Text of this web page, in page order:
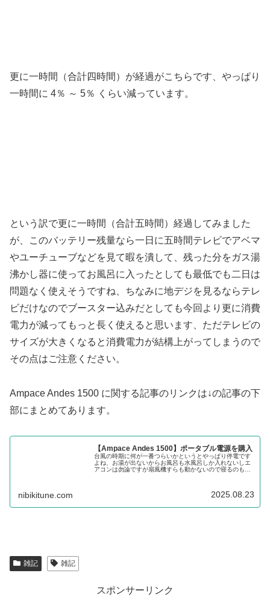
更に一時間（合計四時間）が経過がこちらです、やっぱり
一時間に 4％ ～ 5％ くらい減っています。
という訳で更に一時間（合計五時間）経過してみました
が、このバッテリー残量なら一日に五時間テレビでアベマ
やユーチューブなどを見て暇を潰して、残った分をガス湯
沸かし器に使ってお風呂に入ったとしても最低でも二日は
問題なく使えそうですね、ちなみに地デジを見るならテレ
ビだけなのでブースター込みだとしても今回より更に消費
電力が減ってもっと長く使えると思います、ただテレビの
サイズが大きくなると消費電力が結構上がってしまうので
その点はご注意ください。
Ampace Andes 1500 に関する記事のリンクは↓の記事の下
部にまとめてあります。
【Ampace Andes 1500】ポータブル電源を購入
台風の時期に何が一番つらいかというとやっぱり停電です
よね、お湯が出ないからお風呂も水風呂しか入れないしエ
アコンは勿論ですが扇風機すらも動かないので寝るのも大
nibikitune.com 2025.08.23
雑記 雑記
スポンサーリンク